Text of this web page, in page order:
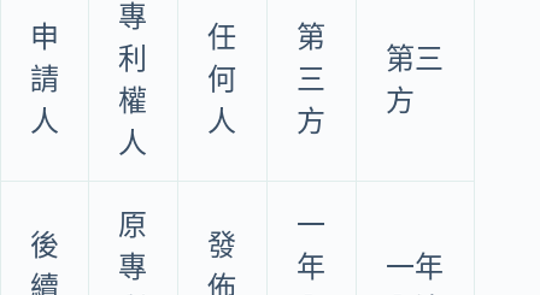
申
請
人
專
利
權
人
任
何
人
第
三
方
第三
方
後
續
原
專
發
佈
一
年
一年